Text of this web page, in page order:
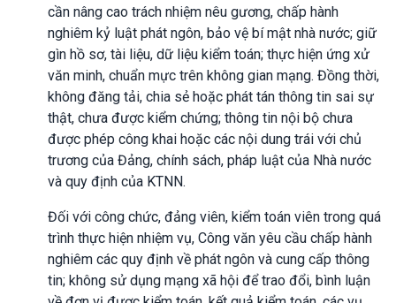
cần nâng cao trách nhiệm nêu gương, chấp hành
nghiêm kỷ luật phát ngôn, bảo vệ bí mật nhà nước; giữ
gìn hồ sơ, tài liệu, dữ liệu kiểm toán; thực hiện ứng xử
văn minh, chuẩn mực trên không gian mạng. Đồng thời,
không đăng tải, chia sẻ hoặc phát tán thông tin sai sự
thật, chưa được kiểm chứng; thông tin nội bộ chưa
được phép công khai hoặc các nội dung trái với chủ
trương của Đảng, chính sách, pháp luật của Nhà nước
và quy định của KTNN.
Đối với công chức, đảng viên, kiểm toán viên trong quá
trình thực hiện nhiệm vụ, Công văn yêu cầu chấp hành
nghiêm các quy định về phát ngôn và cung cấp thông
tin; không sử dụng mạng xã hội để trao đổi, bình luận